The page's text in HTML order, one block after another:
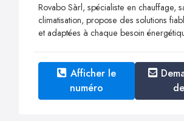
Rovabo Sàrl, spécialiste en chauffage,
climatisation, propose des solutions
et adaptées à chaque besoin
Afficher le
numéro